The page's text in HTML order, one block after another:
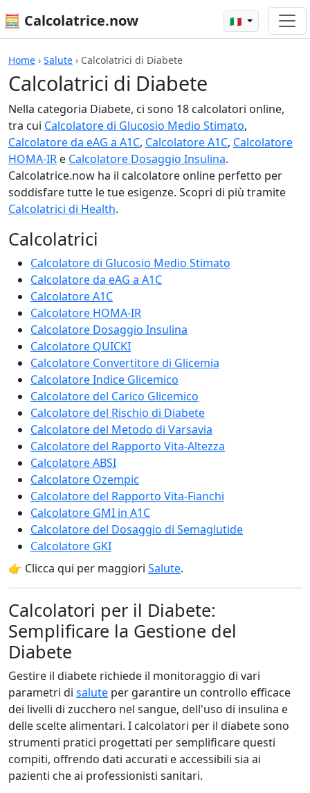
🧮 Calcolatrice.now 🇮🇹
Home › Salute › Calcolatrici di Diabete
Calcolatrici di Diabete
Nella categoria Diabete, ci sono 18 calcolatori online,
tra cui Calcolatore di Glucosio Medio Stimato,
Calcolatore da eAG a A1C, Calcolatore A1C, Calcolatore
HOMA-IR e Calcolatore Dosaggio Insulina.
Calcolatrice.now ha il calcolatore online perfetto per
soddisfare tutte le tue esigenze. Scopri di più tramite
Calcolatrici di Health.
Calcolatrici
Calcolatore di Glucosio Medio Stimato
Calcolatore da eAG a A1C
Calcolatore A1C
Calcolatore HOMA-IR
Calcolatore Dosaggio Insulina
Calcolatore QUICKI
Calcolatore Convertitore di Glicemia
Calcolatore Indice Glicemico
Calcolatore del Carico Glicemico
Calcolatore del Rischio di Diabete
Calcolatore del Metodo di Varsavia
Calcolatore del Rapporto Vita-Altezza
Calcolatore ABSI
Calcolatore Ozempic
Calcolatore del Rapporto Vita-Fianchi
Calcolatore GMI in A1C
Calcolatore del Dosaggio di Semaglutide
Calcolatore GKI
👉 Clicca qui per maggiori Salute.
Calcolatori per il Diabete:
Semplificare la Gestione del
Diabete
Gestire il diabete richiede il monitoraggio di vari
parametri di salute per garantire un controllo efficace
dei livelli di zucchero nel sangue, dell'uso di insulina e
delle scelte alimentari. I calcolatori per il diabete sono
strumenti pratici progettati per semplificare questi
compiti, offrendo dati accurati e accessibili sia ai
pazienti che ai professionisti sanitari.